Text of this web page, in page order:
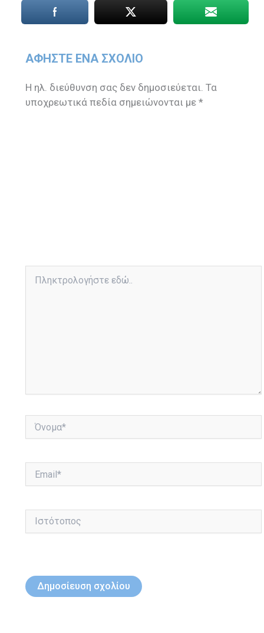
ΑΦΉΣΤΕ ΈΝΑ ΣΧΌΛΙΟ
Η ηλ. διεύθυνση σας δεν δημοσιεύεται. Τα
υποχρεωτικά πεδία σημειώνονται με*
εδώ..
Όνομα*
Ιστότοπος